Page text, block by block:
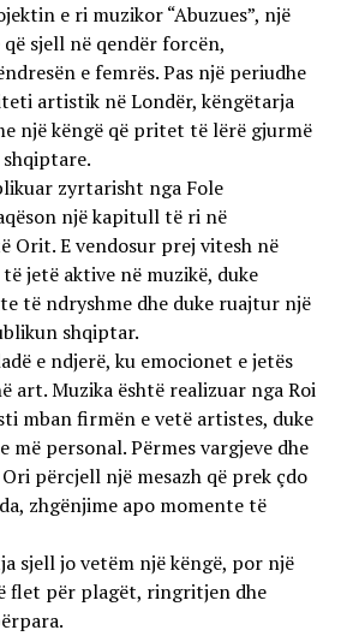
e ri muzikor “Abuzues”, një
sjell në qendër forcën,
e femrës. Pas një periudhe
artistik në Londër, këngëtarja
një këngë që pritet të lërë gjurmë
zyrtarisht nga Fole
një kapitull të ri në
E vendosur prej vitesh në
jetë aktive në muzikë, duke
të ndryshme dhe duke ruajtur një
shqiptar.
e ndjerë, ku emocionet e jetës
art. Muzika është realizuar nga Roi
mban firmën e vetë artistes, duke
më personal. Përmes vargjeve dhe
përcjell një mesazh që prek çdo
zhgënjime apo momente të
sjell jo vetëm një këngë, por një
flet për plagët, ringritjen dhe